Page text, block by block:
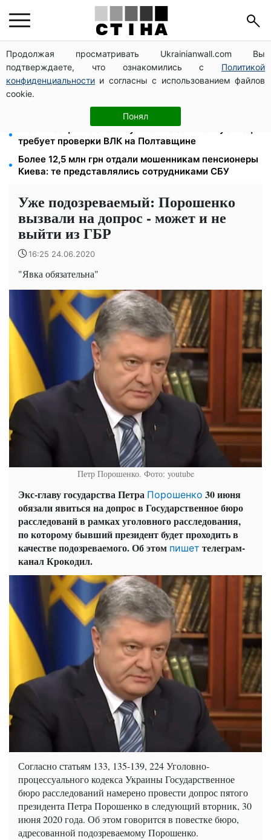
Продолжая просматривать Ukrainianwall.com Вы
подтверждаете, что ознакомились с Политикой
конфиденциальности и согласны с использованием файлов
cookie.
Понял
1500 списанных, 500 уехали сразу: обыски в
Мукачевском ТЦК и ВВК
Тарифы на воду взлетели до 91,24 грн/куб, газ
может достичь 15 грн: коммунальные цены в
Мобилизация после инсульта вне закона: Лубинец
требует проверки ВЛК на Полтавщине
Более 12,5 млн грн отдали мошенникам пенсионеры
Киева: те представлялись сотрудниками СБУ
Уже подозреваемый: Порошенко
вызвали на допрос - может и не
выйти из ГБР
16:25 24.06.2020
"Явка обязательна"
Петр Порошенко. Фото: youtube
Экс-главу государства Петра Порошенко 30 июня
обязали явиться на допрос в Государственное бюро
расследованй в рамках уголовного расследования,
по которому бывший президент будет проходить в
качестве подозреваемого. Об этом пишет телеграм-
канал Крокодил.
Согласно статьям 133, 135-139, 224 Уголовно-
процессуального кодекса Украины Государственное
бюро расследований намерено провести допрос пятого
президента Петра Порошенко в следующий вторник, 30
июня 2020 года. Об этом говорится в повестке бюро,
адресованной подозреваемому Порошенко.